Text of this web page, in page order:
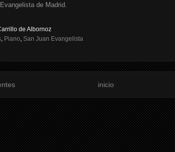
de Madrid.
de Albornoz
, Piano, San Juan Evangelista
inicio